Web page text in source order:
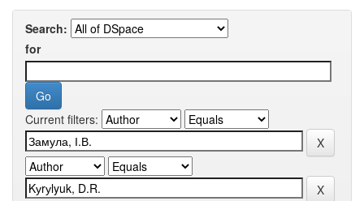
Search:
for
Current filters: